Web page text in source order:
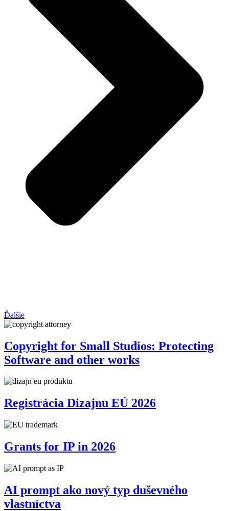
Ďalšie
Copyright for Small Studios: Protecting
Software and other works
Registrácia Dizajnu EÚ 2026
Grants for IP in 2026
AI prompt ako nový typ duševného
vlastníctva